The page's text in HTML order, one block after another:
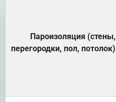
Пароизоляция (стены,
перегородки, пол, потолок)